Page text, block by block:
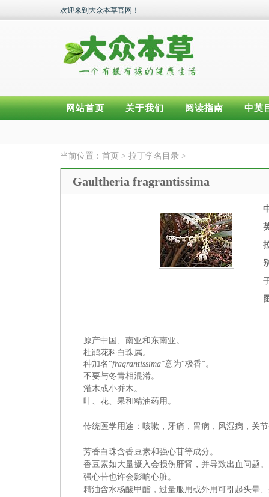
欢迎来到大众本草官网！
网站首页 关于我们 阅读指南 中英
当前位置： 首页 > 拉丁学名目录 >
Gaultheria fragrantissima
原产中国、南亚和东南亚。
杜鹃花科白珠属。
种加名“fragrantissima”意为“极香”。
不要与冬青相混淆。
灌木或小乔木。
叶、花、果和精油药用。
传统医学用途：咳嗽，牙痛，胃病，风湿病，关
芳香白珠含香豆素和强心苷等成分。
香豆素如大量摄入会损伤肝肾，并导致出血问题。
强心苷也许会影响心脏。
精油含水杨酸甲酯，过量服用或外用可引起头晕